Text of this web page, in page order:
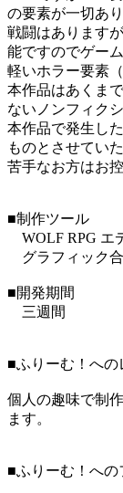
の要素が一切あり
戦闘はあります
能ですのでゲー
軽いホラー要素
本作品はあくま
ないノンフィク
本作品で発生し
ものとさせてい
苦手なお方はお
■制作ツール
WOLF RPG エ
グラフィック
■開発期間
三週間
■ふりーむ！への
個人の趣味で制
ます。
■ふりーむ！への